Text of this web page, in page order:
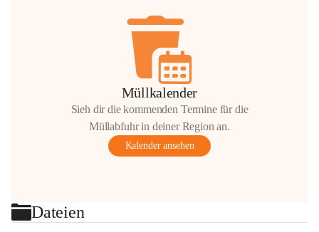
Müllkalender
Sieh dir die kommenden Termine für die
Müllabfuhr in deiner Region an.
Kalender ansehen
Dateien